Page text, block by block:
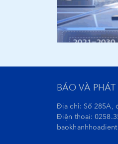
BÁO VÀ
Địa chỉ: Số 285A,
Điện thoại: